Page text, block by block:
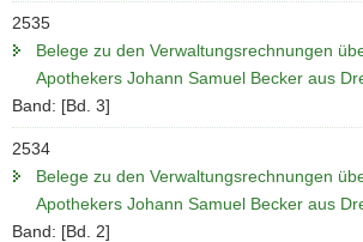
2535
Belege zu den Verwaltungsrechnungen
Apothekers Johann Samuel Becker aus
Band: [Bd. 3]
2534
Belege zu den Verwaltungsrechnungen
Apothekers Johann Samuel Becker aus
Band: [Bd. 2]